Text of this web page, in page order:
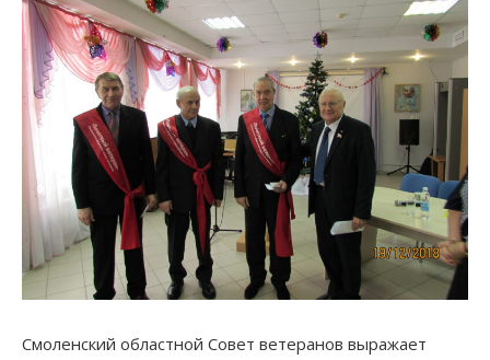
Смоленский областной Совет ветеранов выражает